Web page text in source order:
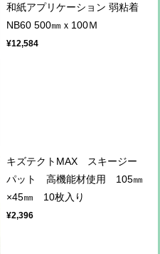
和紙アプリケーション 弱粘着
NB60 500㎜ｘ100Ｍ
¥12,584
キズテクトMAX スキージー
パット 高機能材使用 105㎜
×45㎜ 10枚入り
¥2,396